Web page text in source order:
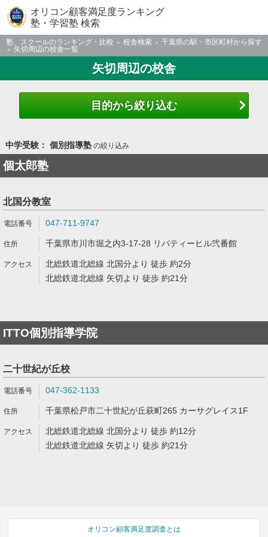
オリコン顧客満足度ランキング
塾・学習塾 検索
塾、スクールのランキング・比較 校舎検索
千葉県の駅・市区町村から探す
矢切周辺の校舎一覧
矢切周辺の校舎
目的から絞り込む
中学受験： 個別指導塾の絞り込み
個太郎塾
北国分教室
047-711-9747
千葉県市川市堀之内3-17-28 リバティーヒル弐番館
北総鉄道北総線 北国分より 徒歩 約2分
北総鉄道北総線 矢切より 徒歩 約21分
ITTO個別指導学院
二十世紀が丘校
047-362-1133
千葉県松戸市二十世紀が丘萩町265 カーサグレイス1F
北総鉄道北総線 北国分より 徒歩 約12分
北総鉄道北総線 矢切より 徒歩 約21分
オリコン顧客満足度調査とは